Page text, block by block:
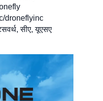
droneflyinc
सीए, यूएसए